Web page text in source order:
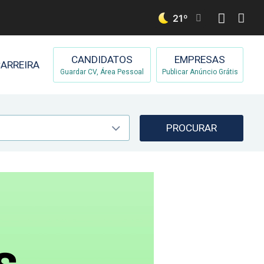
21º
CANDIDATOS
Guardar CV, Área Pessoal
EMPRESAS
Publicar Anúncio Grátis
PROCURAR